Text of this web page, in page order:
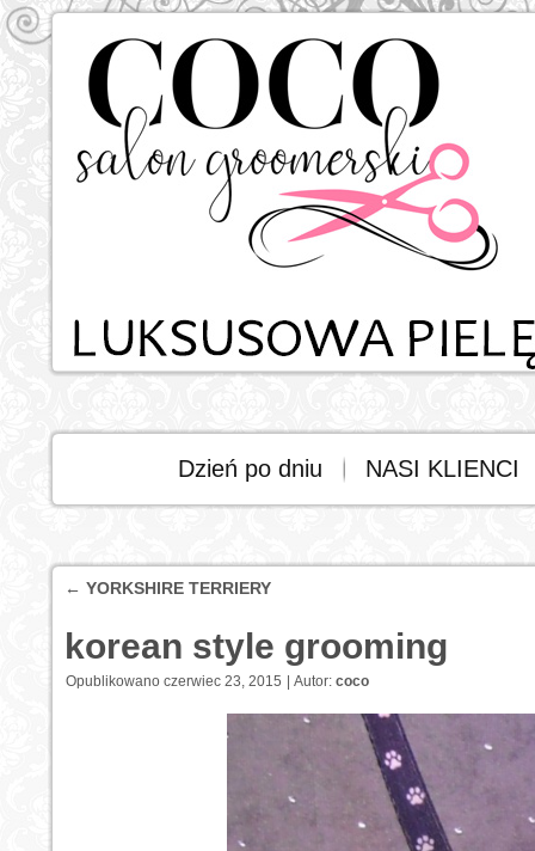
Dzień po dniu NASI KLIENCI
← YORKSHIRE TERRIERY
korean style grooming
Opublikowano czerwiec 23, 2015 Autor: coco